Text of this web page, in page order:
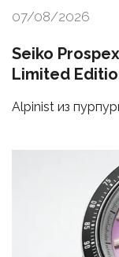
07/08/2026
Seiko
Limited
Alpinist из